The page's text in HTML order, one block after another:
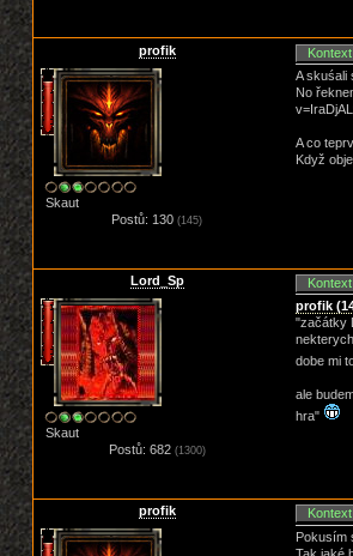
profik
Skaut
Postů: 130(145)
Kontext
A skuśali
No
A co
Když
Lord_Sp
Skaut
Postů: 682 (1300)
Kontext
profik
"začátky
dobe mi
ale
hra"
profik Kontext
Pokusím